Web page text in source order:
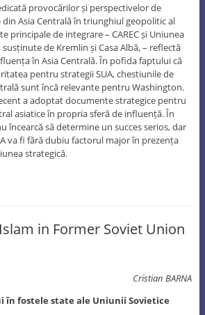
provocărilor și perspectivelor de
Asia Centrală în triunghiul geopolitic al
principale de integrare – CAREC și Uniunea
de Kremlin și Casa Albă, – reflectă
în Asia Centrală. În pofida faptului că
pentru strategii SUA, chestiunile de
sunt încă relevante pentru Washington.
a adoptat documente strategice pentru
asiatice în propria sferă de influență. În
încearcă să determine un succes serios, dar
va fi fără dubiu factorul major în prezența
strategică.
in Former Soviet Union
Cristian BARNA
în fostele state ale Uniunii Sovietice